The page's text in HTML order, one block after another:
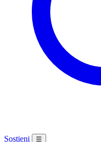
Sostieni ☰